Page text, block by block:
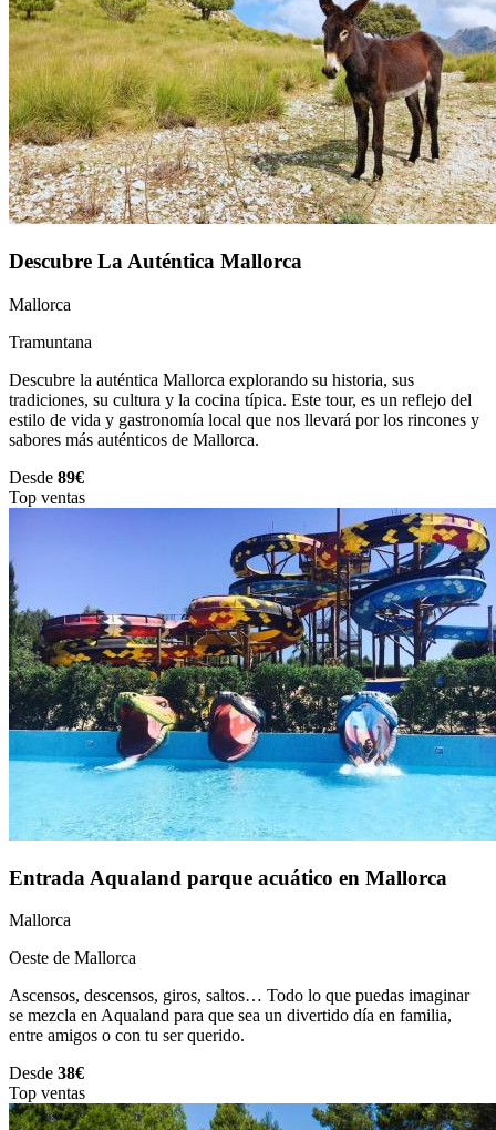
Descubre La Auténtica Mallorca
Mallorca
Tramuntana
Descubre la auténtica Mallorca explorando su historia, sus
tradiciones, su cultura y la cocina típica. Este tour, es un reflejo del
estilo de vida y gastronomía local que nos llevará por los rincones y
sabores más auténticos de Mallorca.
Desde 89€
Top ventas
Entrada Aqualand parque acuático en Mallorca
Mallorca
Oeste de Mallorca
Ascensos, descensos, giros, saltos… Todo lo que puedas imaginar
se mezcla en Aqualand para que sea un divertido día en familia,
entre amigos o con tu ser querido.
Desde 38€
Top ventas